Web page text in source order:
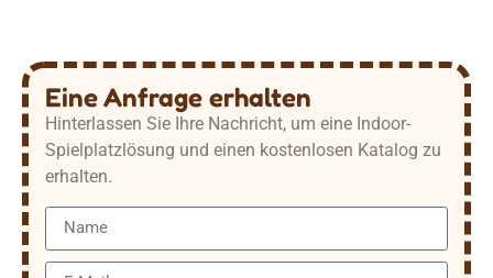
Eine Anfrage erhalten
Hinterlassen Sie Ihre Nachricht, um eine Indoor-
Spielplatzlösung und einen kostenlosen Katalog zu
erhalten.